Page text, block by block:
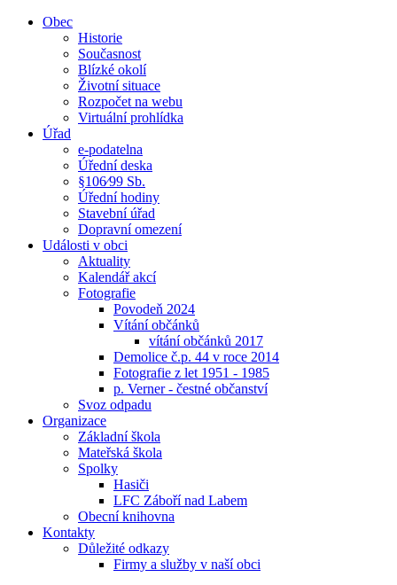
Obec
Historie
Současnost
Blízké okolí
Životní situace
Rozpočet na webu
Virtuální prohlídka
Úřad
e-podatelna
Úřední deska
§106⁄99 Sb.
Úřední hodiny
Stavební úřad
Dopravní omezení
Události v obci
Aktuality
Kalendář akcí
Fotografie
Povodeň 2024
Vítání občánků
vítání občánků 2017
Demolice č.p. 44 v roce 2014
Fotografie z let 1951 - 1985
p. Verner - čestné občanství
Svoz odpadu
Organizace
Základní škola
Mateřská škola
Spolky
Hasiči
LFC Záboří nad Labem
Obecní knihovna
Kontakty
Důležité odkazy
Firmy a služby v naší obci